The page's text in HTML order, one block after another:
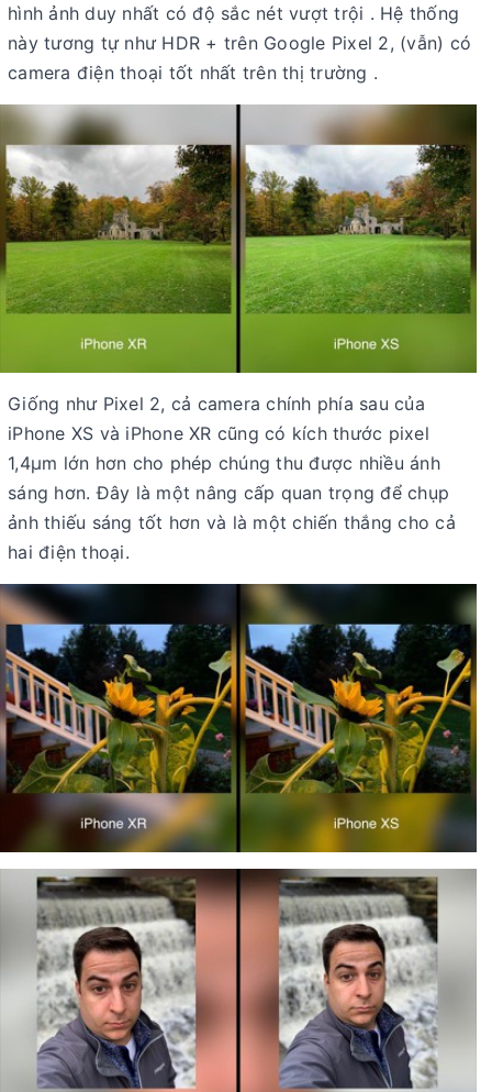
hình ảnh duy nhất có độ sắc nét vượt trội . Hệ thống
này tương tự như HDR + trên Google Pixel 2, (vẫn) có
camera điện thoại tốt nhất trên thị trường .
Giống như Pixel 2, cả camera chính phía sau của
iPhone XS và iPhone XR cũng có kích thước pixel
1,4µm lớn hơn cho phép chúng thu được nhiều ánh
sáng hơn. Đây là một nâng cấp quan trọng để chụp
ảnh thiếu sáng tốt hơn và là một chiến thắng cho cả
hai điện thoại.